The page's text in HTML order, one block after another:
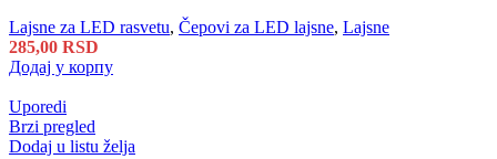
Lajsne za LED rasvetu, Čepovi za LED lajsne, Lajsne
285,00 RSD
Додај у корпу
Uporedi
Brzi pregled
Dodaj u listu želja